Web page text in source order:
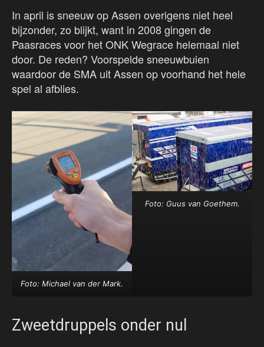
In april is sneeuw op Assen overigens niet heel
bijzonder, zo blijkt, want in 2008 gingen de
Paasraces voor het ONK Wegrace helemaal niet
door. De reden? Voorspelde sneeuwbuien
waardoor de SMA uit Assen op voorhand het hele
spel al afblies.
Foto: Michael van der Mark.
Foto: Guus van Goethem.
Zweetdruppels onder nul